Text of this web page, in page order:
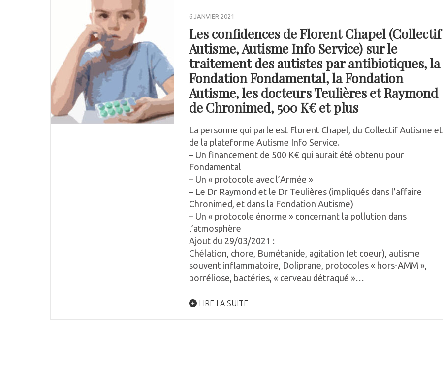
6 JANVIER 2021
Les confidences de Florent Chapel (Collectif
Autisme, Autisme Info Service) sur le
traitement des autistes par antibiotiques, la
Fondation Fondamental, la Fondation
Autisme, les docteurs Teulières et Raymond
de Chronimed, 500 K€ et plus
La personne qui parle est Florent Chapel, du Collectif Autisme et
de la plateforme Autisme Info Service.
– Un financement de 500 K€ qui aurait été obtenu pour
Fondamental
– Un « protocole avec l’Armée »
– Le Dr Raymond et le Dr Teulières (impliqués dans l’affaire
Chronimed, et dans la Fondation Autisme)
– Un « protocole énorme » concernant la pollution dans
l’atmosphère
Ajout du 29/03/2021 :
Chélation, chore, Bumétanide, agitation (et coeur), autisme
souvent inflammatoire, Doliprane, protocoles « hors-AMM »,
borréliose, bactéries, « cerveau détraqué »…
LIRE LA SUITE